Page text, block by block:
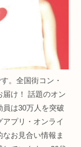
。全国街コン・
け！ 話題のオン
は30万人を突破
アプリ・オンライ
お見合い情報ま